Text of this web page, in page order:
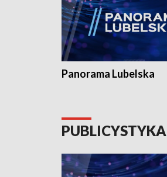
Panorama Lubelska
PUBLICYSTYKA